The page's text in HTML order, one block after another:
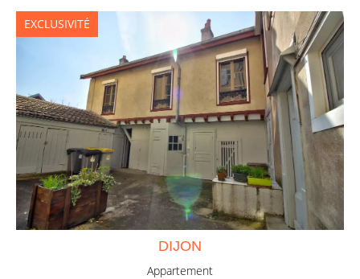
DIJON
Appartement
EXCLUSIVITÉ